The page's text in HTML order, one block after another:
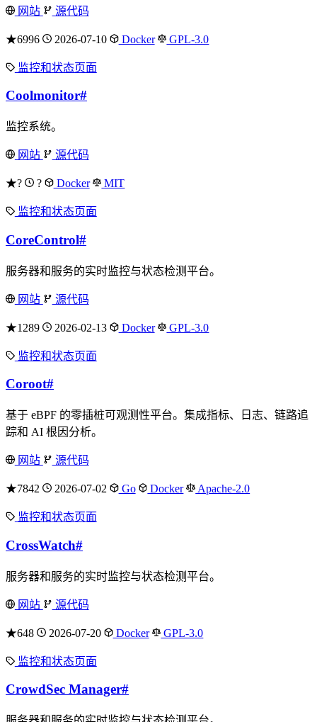
网站 源代码
★6996 2026-07-10 Docker GPL-3.0
监控和状态页面
Coolmonitor#
监控系统。
网站 源代码
★? ? Docker MIT
监控和状态页面
CoreControl#
服务器和服务的实时监控与状态检测平台。
网站 源代码
★1289 2026-02-13 Docker GPL-3.0
监控和状态页面
Coroot#
基于 eBPF 的零插桩可观测性平台。集成指标、日志、链路追
踪和 AI 根因分析。
网站 源代码
★7842 2026-07-02 Go Docker Apache-2.0
监控和状态页面
CrossWatch#
服务器和服务的实时监控与状态检测平台。
网站 源代码
★648 2026-07-20 Docker GPL-3.0
监控和状态页面
CrowdSec Manager#